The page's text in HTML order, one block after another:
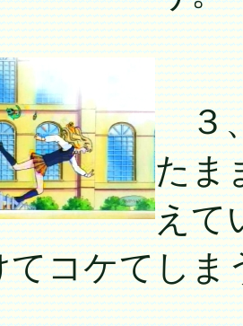
３、
たま
えて
てコケてしま